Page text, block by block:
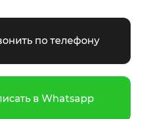
по телефону
в Whatsapp